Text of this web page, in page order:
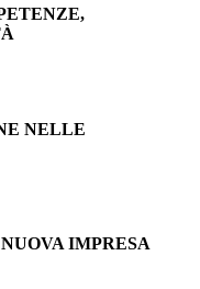
NELLE
IMPRESA